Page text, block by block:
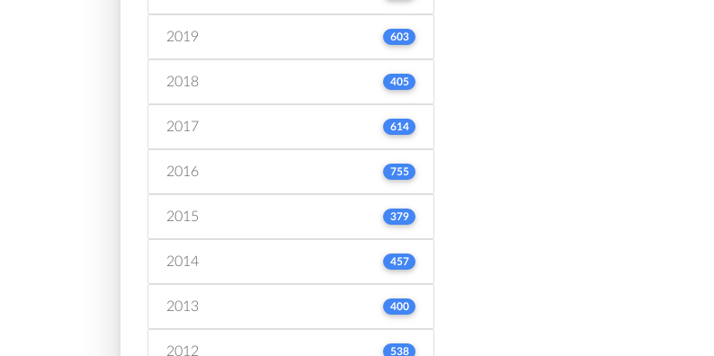
2019 603
2018 405
2017 614
2016 755
2015 379
2014 457
2013 400
2012 538